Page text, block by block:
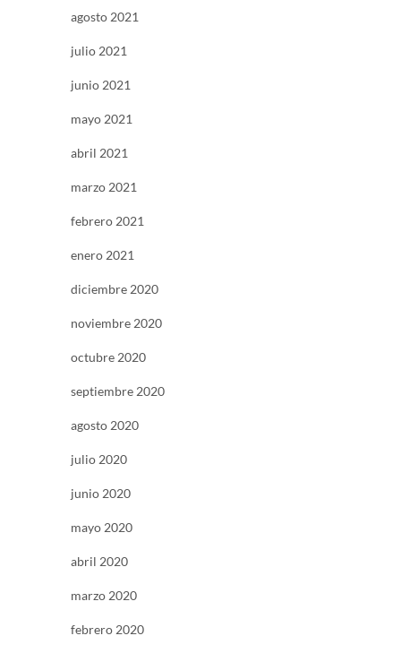
agosto 2021
julio 2021
junio 2021
mayo 2021
abril 2021
marzo 2021
febrero 2021
enero 2021
diciembre 2020
noviembre 2020
octubre 2020
septiembre 2020
agosto 2020
julio 2020
junio 2020
mayo 2020
abril 2020
marzo 2020
febrero 2020